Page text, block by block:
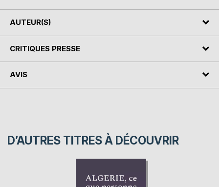
AUTEUR(S)
CRITIQUES PRESSE
AVIS
D’AUTRES TITRES À DÉCOUVRIR